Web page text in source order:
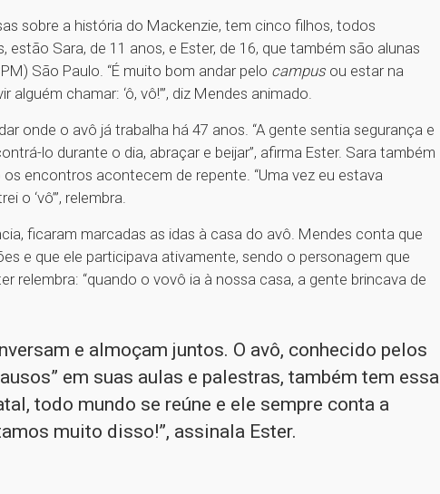
sobre a história do Mackenzie, tem cinco filhos, todos
Sara, de 11 anos, e Ester, de 16, que também são alunas
São Paulo. “É muito bom andar pelo campus ou estar na
chamar: ‘ô, vô!’”, diz Mendes animado.
onde o avô já trabalha há 47 anos. “A gente sentia segurança e
lo durante o dia, abraçar e beijar”, afirma Ester. Sara também
encontros acontecem de repente. “Uma vez eu estava
o ‘vô’”, relembra.
ficaram marcadas as idas à casa do avô. Mendes conta que
e que ele participava ativamente, sendo o personagem que
relembra: “quando o vovô ia à nossa casa, a gente brincava de
e almoçam juntos. O avô, conhecido pelos
em suas aulas e palestras, também tem essa
todo mundo se reúne e ele sempre conta a
muito disso!”, assinala Ester.